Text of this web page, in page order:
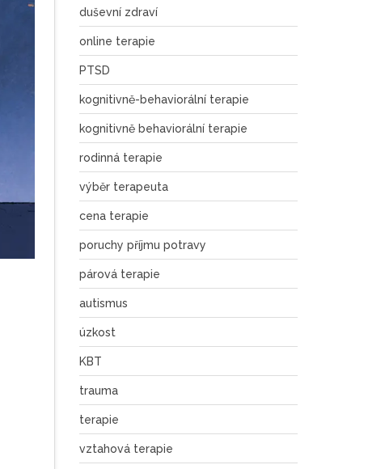
duševní zdraví
online terapie
PTSD
kognitivně-behaviorální terapie
kognitivně behaviorální terapie
rodinná terapie
výběr terapeuta
cena terapie
poruchy příjmu potravy
párová terapie
autismus
úzkost
KBT
trauma
terapie
vztahová terapie